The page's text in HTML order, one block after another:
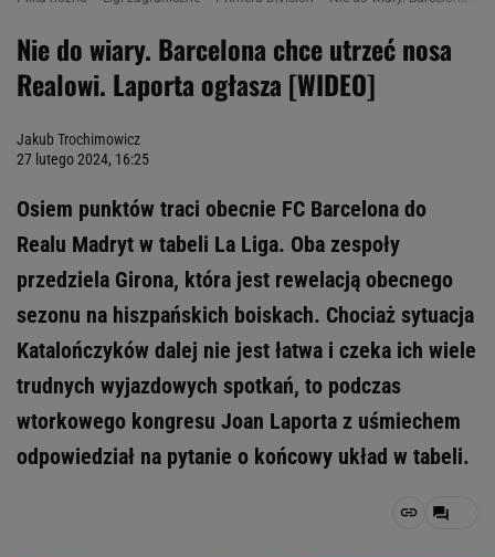
Nie do wiary. Barcelona chce utrzeć nosa
Realowi. Laporta ogłasza [WIDEO]
Jakub Trochimowicz
27 lutego 2024, 16:25
Osiem punktów traci obecnie FC Barcelona do
Realu Madryt w tabeli La Liga. Oba zespoły
przedziela Girona, która jest rewelacją obecnego
sezonu na hiszpańskich boiskach. Chociaż sytuacja
Katalończyków dalej nie jest łatwa i czeka ich wiele
trudnych wyjazdowych spotkań, to podczas
wtorkowego kongresu Joan Laporta z uśmiechem
odpowiedział na pytanie o końcowy układ w tabeli.